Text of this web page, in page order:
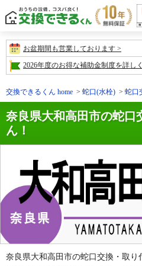
お盆期間も営業しております
2026年度のお得な補助金制度を詳し
交換できるくん home 蛇口(水栓) 蛇口
奈良県大和高田市の蛇口
ん！
奈良県大和高田市の蛇口交換・取